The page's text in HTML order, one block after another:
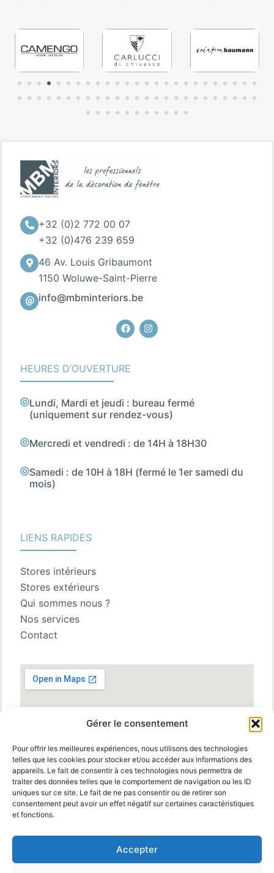
Gérer le consentement
Pour offrir les meilleures expériences, nous utilisons des technologies
telles que les cookies pour stocker et/ou accéder aux informations des
appareils. Le fait de consentir à ces technologies nous permettra de
traiter des données telles que le comportement de navigation ou les ID
uniques sur ce site. Le fait de ne pas consentir ou de retirer son
consentement peut avoir un effet négatif sur certaines caractéristiques
et fonctions.
Accepter
+32 (0)2 772 00 07
+32 (0)476 239 659
46 Av. Louis Gribaumont
1150 Woluwe-Saint-Pierre
info@mbminteriors.be
FacebookInstagram
HEURES D’OUVERTURE
Lundi, Mardi et jeudi : bureau fermé
(uniquement sur rendez-vous)
Mercredi et vendredi : de 14H à 18H30
Samedi : de 10H à 18H (fermé le 1er samedi du
mois)
LIENS RAPIDES
Stores intérieurs
Stores extérieurs
Qui sommes nous ?
Nos services
Contact